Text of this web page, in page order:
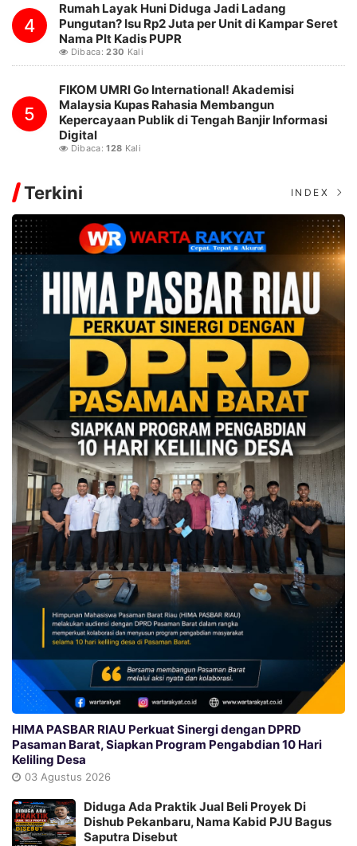
4
Rumah Layak Huni Diduga Jadi Ladang
Pungutan? Isu Rp2 Juta per Unit di Kampar Seret
Nama Plt Kadis PUPR
Dibaca:230 Kali
5
FIKOM UMRI Go International! Akademisi
Malaysia Kupas Rahasia Membangun
Kepercayaan Publik di Tengah Banjir Informasi
Digital
Dibaca:128 Kali
Terkini INDEX
HIMA PASBAR RIAU Perkuat Sinergi dengan DPRD
Pasaman Barat, Siapkan Program Pengabdian 10 Hari
Keliling Desa
03 Agustus 2026
Diduga Ada Praktik Jual Beli Proyek Di
Dishub Pekanbaru, Nama Kabid PJU Bagus
Saputra Disebut